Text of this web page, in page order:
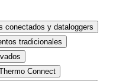
conectados y dataloggers
tradicionales
Connect